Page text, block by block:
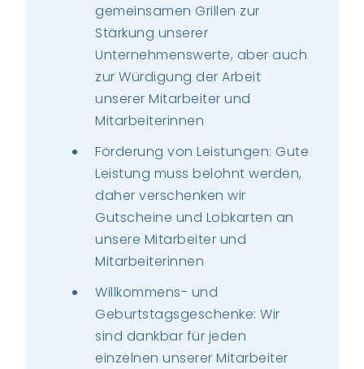
gemeinsamen Grillen zur
Stärkung unserer
Unternehmenswerte, aber auch
zur Würdigung der Arbeit
unserer Mitarbeiter und
Mitarbeiterinnen
Förderung von Leistungen: Gute
Leistung muss belohnt werden,
daher verschenken wir
Gutscheine und Lobkarten an
unsere Mitarbeiter und
Mitarbeiterinnen
Willkommens- und
Geburtstagsgeschenke: Wir
sind dankbar für jeden
einzelnen unserer Mitarbeiter